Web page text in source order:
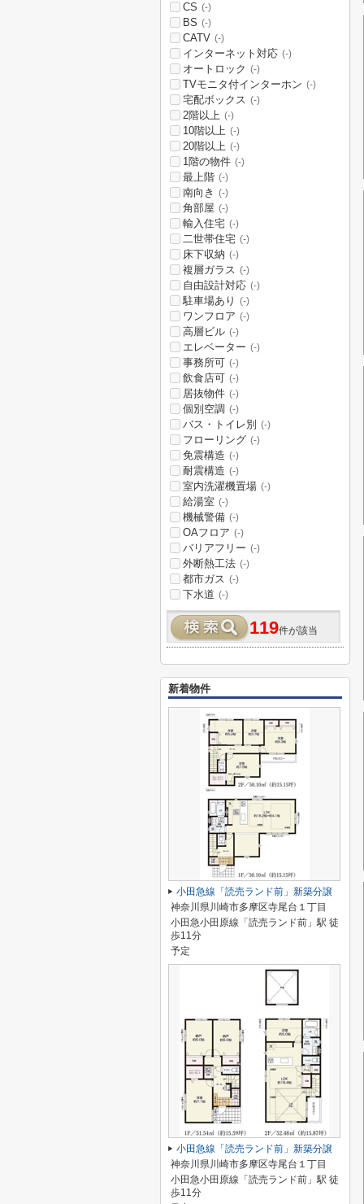
CS (-)
BS (-)
CATV (-)
インターネット対応 (-)
オートロック (-)
TVモニタ付インターホン (-)
宅配ボックス (-)
2階以上 (-)
10階以上 (-)
20階以上 (-)
1階の物件 (-)
最上階 (-)
南向き (-)
角部屋 (-)
輸入住宅 (-)
二世帯住宅 (-)
床下収納 (-)
複層ガラス (-)
自由設計対応 (-)
駐車場あり (-)
ワンフロア (-)
高層ビル (-)
エレベーター (-)
事務所可 (-)
飲食店可 (-)
居抜物件 (-)
個別空調 (-)
バス・トイレ別 (-)
フローリング (-)
免震構造 (-)
耐震構造 (-)
室内洗濯機置場 (-)
給湯室 (-)
機械警備 (-)
OAフロア (-)
バリアフリー (-)
外断熱工法 (-)
都市ガス (-)
下水道 (-)
119件が該当
新着物件
小田急線「読売ランド前」新築分譲
神奈川県川崎市多摩区寺尾台１丁目
小田急小田原線「読売ランド前」駅 徒
歩11分
予定
小田急線「読売ランド前」新築分譲
神奈川県川崎市多摩区寺尾台１丁目
小田急小田原線「読売ランド前」駅 徒
歩11分